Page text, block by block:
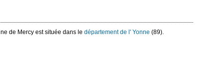
de Mercy est située dans le département de l' Yonne (89).